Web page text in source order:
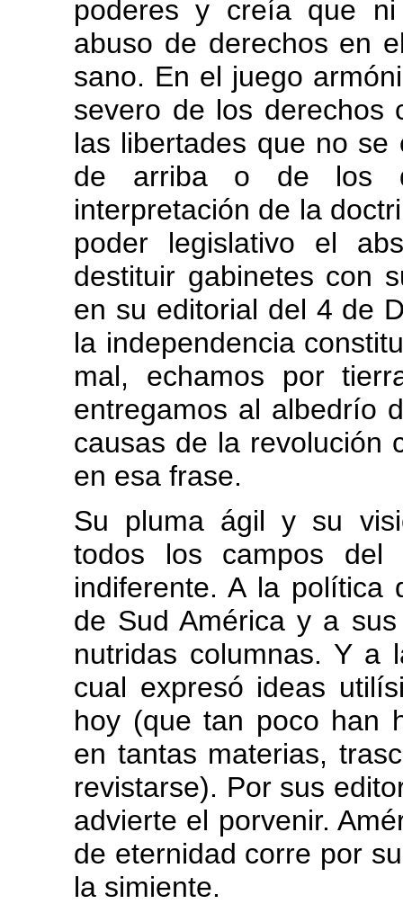
poderes y creía que
abuso de derechos en
sano. En el juego
severo de los derechos
las libertades que no
de arriba o de los
interpretación de la
poder legislativo el
destituir gabinetes con
en su editorial del 4 de
la independencia
mal, echamos por
entregamos al albedrío
causas de la revolución
en esa frase.
Su pluma ágil y su
todos los campos del
indiferente. A la política
de Sud América y a
nutridas columnas. Y a
cual expresó ideas
hoy (que tan poco han
en tantas materias,
revistarse). Por sus
advierte el porvenir.
de eternidad corre por
la simiente.